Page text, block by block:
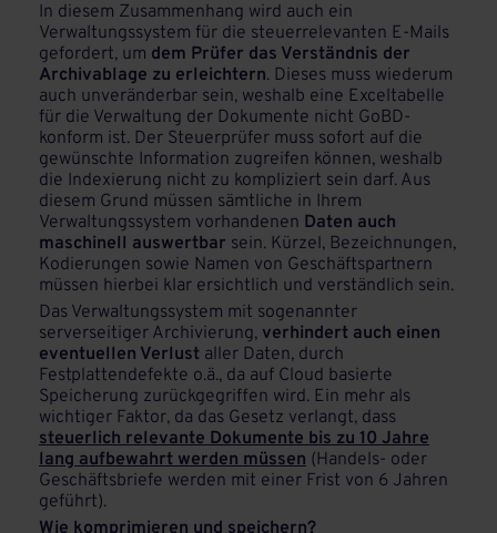
In diesem Zusammenhang wird auch ein
Verwaltungssystem für die steuerrelevanten E-Mails
gefordert, um dem Prüfer das Verständnis der
Archivablage zu erleichtern. Dieses muss wiederum
auch unveränderbar sein, weshalb eine Exceltabelle
für die Verwaltung der Dokumente nicht GoBD-
konform ist. Der Steuerprüfer muss sofort auf die
gewünschte Information zugreifen können, weshalb
die Indexierung nicht zu kompliziert sein darf. Aus
diesem Grund müssen sämtliche in Ihrem
Verwaltungssystem vorhandenen Daten auch
maschinell auswertbar sein. Kürzel, Bezeichnungen,
Kodierungen sowie Namen von Geschäftspartnern
müssen hierbei klar ersichtlich und verständlich sein.
Das Verwaltungssystem mit sogenannter
serverseitiger Archivierung, verhindert auch einen
eventuellen Verlust aller Daten, durch
Festplattendefekte o.ä., da auf Cloud basierte
Speicherung zurückgegriffen wird. Ein mehr als
wichtiger Faktor, da das Gesetz verlangt, dass
steuerlich relevante Dokumente bis zu 10 Jahre
lang aufbewahrt werden müssen (Handels- oder
Geschäftsbriefe werden mit einer Frist von 6 Jahren
geführt).
Wie komprimieren und speichern?